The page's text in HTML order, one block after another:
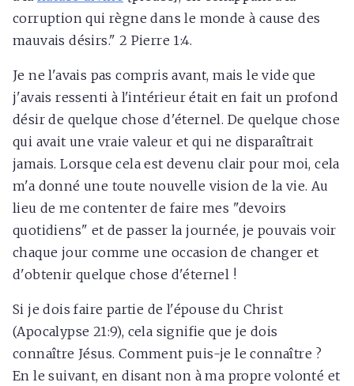
corruption qui règne dans le monde à cause des
mauvais désirs." 2 Pierre 1:4.
Je ne l'avais pas compris avant, mais le vide que
j'avais ressenti à l'intérieur était en fait un profond
désir de quelque chose d'éternel. De quelque chose
qui avait une vraie valeur et qui ne disparaîtrait
jamais. Lorsque cela est devenu clair pour moi, cela
m'a donné une toute nouvelle vision de la vie. Au
lieu de me contenter de faire mes "devoirs
quotidiens" et de passer la journée, je pouvais voir
chaque jour comme une occasion de changer et
d'obtenir quelque chose d'éternel !
Si je dois faire partie de l'épouse du Christ
(Apocalypse 21:9), cela signifie que je dois
connaître Jésus. Comment puis-je le connaître ?
En le suivant, en disant non à ma propre volonté et